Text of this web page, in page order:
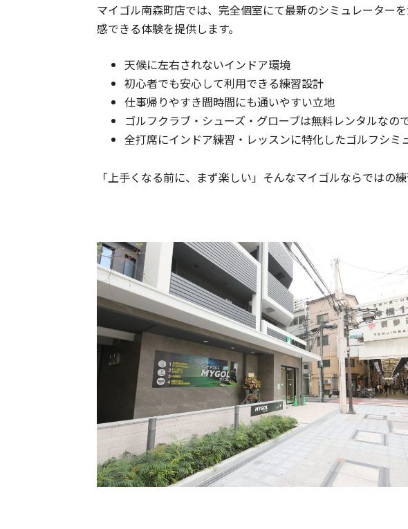
マイゴル南森町店では、完全個室にて最新のシミュレーター
感できる体験を提供します。
天候に左右されないインドア環境
初心者でも安心して利用できる練習設計
仕事帰りやすき間時間にも通いやすい立地
ゴルフクラブ・シューズ・グローブは無料レンタルなの
全打席にインドア練習・レッスンに特化したゴルフシミ
「上手くなる前に、まず楽しい」そんなマイゴルならではの